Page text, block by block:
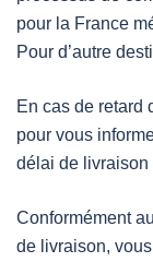
pour la France
Pour d’autre
En cas de retard
pour vous
délai de livraison
Conformément
de livraison,